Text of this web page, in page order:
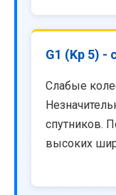
G1 (Kp 5) -
Слабые
спутников.
высоких